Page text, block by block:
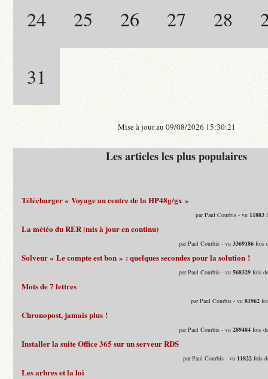
24 25 26 27 28
31
Mise à jour au 09/08/2026 15:30:21
Les articles les plus populaires
Télécharger « Voyage au centre de la HP48g/gx »
par Paul Courbis - vu 11883
La météo du RER (mis à jour en continu)
par Paul Courbis - vu3369186 fois
Solveur « Le compte est bon » : quelques secondes pour la solution !
par Paul Courbis - vu568329 fois
Mots de 7 lettres
par Paul Courbis - vu81962
Chronopost, jamais plus !
par Paul Courbis - vu289484 fois
Installer la suite Office 365 sur un serveur RDS
par Paul Courbis - vu 11822 fois
Les arbres et la loi